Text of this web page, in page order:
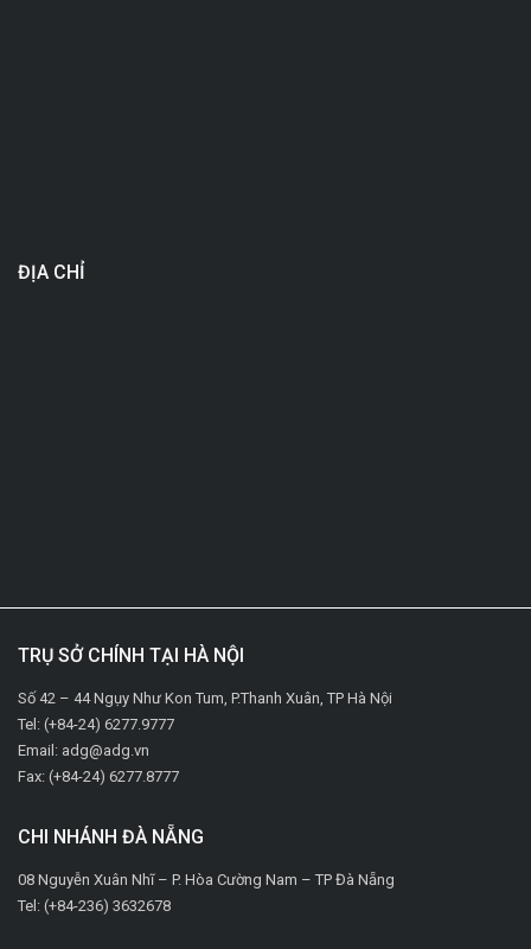
ĐỊA CHỈ
TRỤ SỞ CHÍNH TẠI HÀ NỘI
Số 42 – 44 Ngụy Như Kon Tum, P.Thanh Xuân, TP Hà Nội
Tel: (+84-24) 6277.9777
Email: adg@adg.vn
Fax: (+84-24) 6277.8777
CHI NHÁNH ĐÀ NẴNG
08 Nguyễn Xuân Nhĩ – P. Hòa Cường Nam – TP Đà Nẵng
Tel: (+84-236) 3632678